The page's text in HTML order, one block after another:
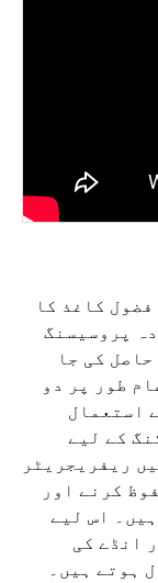
کاغذ کا
پروسیسنگ
کی جا
طور پر دو
استعمال
کے لیے
ریفریجریٹر
کرنے اور
اس لیے
انڈے کی
ہوتے ہیں۔